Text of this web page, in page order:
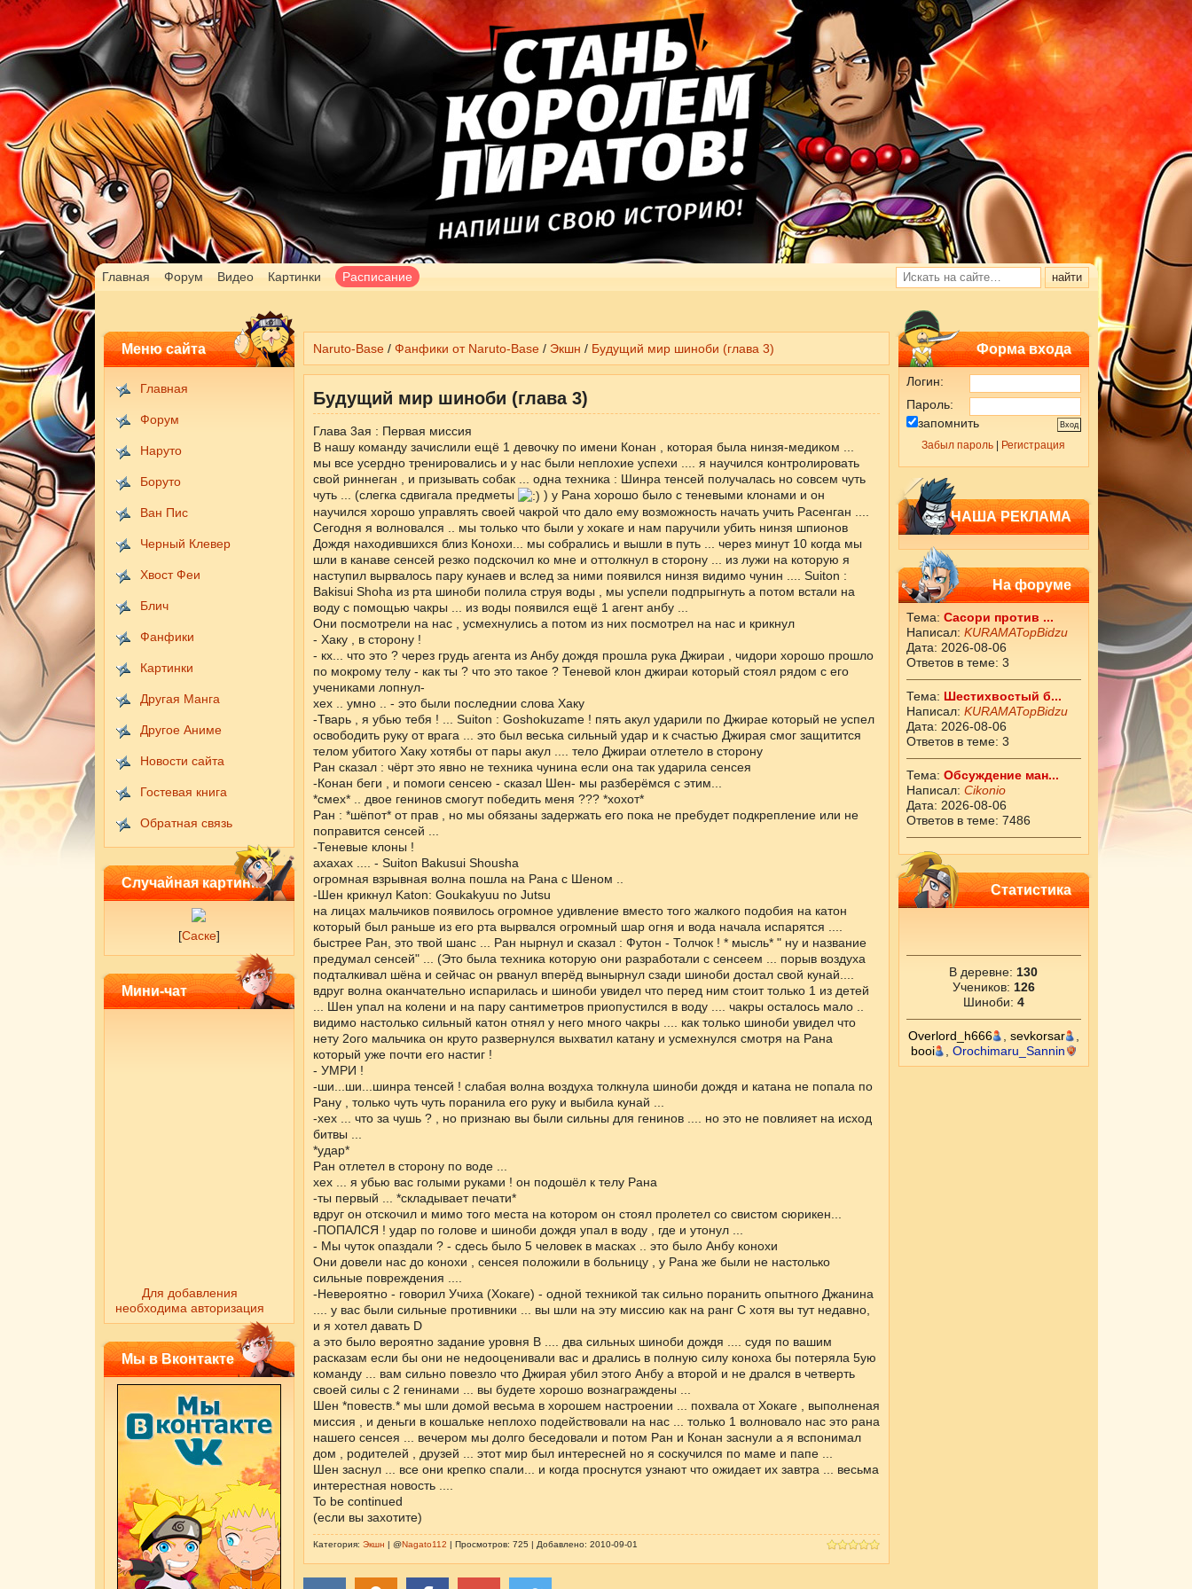
Главная Форум Видео Картинки Расписание
Меню сайта
Главная
Форум
Наруто
Боруто
Ван Пис
Черный Клевер
Хвост Феи
Блич
Фанфики
Картинки
Другая Манга
Другое Аниме
Новости сайта
Гостевая книга
Обратная связь
Случайная картинка
[Саске]
Мини-чат
Для добавления
необходима авторизация
Мы в Вконтакте
Форма входа
Логин:
Пароль:
запомнить
Забыл пароль Регистрация
НАША РЕКЛАМА
На форуме
Тема: Сасори против ...
Написал: KURAMATopBidzu
Дата: 2026-08-06
Ответов в теме: 3
Тема: Шестихвостый б...
Написал: KURAMATopBidzu
Дата: 2026-08-06
Ответов в теме: 3
Тема: Обсуждение ман...
Написал: Cikоnio
Дата: 2026-08-06
Ответов в теме: 7486
Статистика
В деревне: 130
Учеников: 126
Шиноби: 4
Overlord_h666 sevkorsar
booi
Orochimaru_Sannin
Naruto-Base/ Фанфики от Naruto-Base/ Экшн / Будущий мир шиноби (глава 3)
Будущий мир шиноби (глава 3)
Глава 3ая : Первая миссия
В нашу команду зачислили ещё 1 девочку по имени Конан , которая была нинзя-медиком ...
мы все усердно тренировались и у нас были неплохие успехи .... я научился контролировать
свой риннеган , и призывать собак ... одна техника : Шинра тенсей получалась но совсем чуть
чуть ... (слегка сдвигала предметы
) у Рана хорошо было с теневыми клонами и он
научился хорошо управлять своей чакрой что дало ему возможность начать учить Расенган ....
Сегодня я волновался .. мы только что были у хокаге и нам паручили убить нинзя шпионов
Дождя находившихся близ Конохи... мы собрались и вышли в путь ... через минут 10 когда мы
шли в канаве сенсей резко подскочил ко мне и оттолкнул в сторону ... из лужи на которую я
наступил вырвалось пару кунаев и вслед за ними появился нинзя видимо чунин .... Suiton :
Bakisui Shoha из рта шиноби полила струя воды , мы успели подпрыгнуть а потом встали на
воду с помощью чакры ... из воды появился ещё 1 агент анбу ...
Они посмотрели на нас , усмехнулись а потом из них посмотрел на нас и крикнул
- Хаку , в сторону !
- кх... что это ? через грудь агента из Анбу дождя прошла рука Джираи , чидори хорошо прошло
по мокрому телу - как ты ? что это такое ? Теневой клон джираи который стоял рядом с его
учениками лопнул-
хех .. умно .. - это были последнии слова Хаку
-Тварь , я убью тебя ! ... Suiton : Goshokuzame ! пять акул ударили по Джирае который не успел
освободить руку от врага ... это был веська сильный удар и к счастью Джирая смог защитится
телом убитого Хаку хотябы от пары акул .... тело Джираи отлетело в сторону
Ран сказал : чёрт это явно не техника чунина если она так ударила сенсея
-Конан беги , и помоги сенсею - сказал Шен- мы разберёмся с этим...
*смех* .. двое генинов смогут победить меня ??? *хохот*
Ран : *шёпот* от прав , но мы обязаны задержать его пока не пребудет подкрепление или не
поправится сенсей ...
-Теневые клоны !
ахахах .... - Suiton Bakusui Shousha
огромная взрывная волна пошла на Рана с Шеном ..
-Шен крикнул Katon: Goukakyuu no Jutsu
на лицах мальчиков появилось огромное удивление вместо того жалкого подобия на катон
который был раньше из его рта вырвался огромный шар огня и вода начала испарятся ....
быстрее Ран, это твой шанс ... Ран нырнул и сказал : Футон - Толчок ! * мысль* " ну и название
предумал сенсей" ... (Это была техника которую они разработали с сенсеем ... порыв воздуха
подталкивал шёна и сейчас он рванул вперёд вынырнул сзади шиноби достал свой кунай....
вдруг волна оканчательно испарилась и шиноби увидел что перед ним стоит только 1 из детей
... Шен упал на колени и на пару сантиметров приопустился в воду .... чакры осталось мало ..
видимо настолько сильный катон отнял у него много чакры .... как только шиноби увидел что
нету 2ого мальчика он круто развернулся выхватил катану и усмехнулся смотря на Рана
который уже почти его настиг !
- УМРИ !
-ши...ши...шинра тенсей ! слабая волна воздуха толкнула шиноби дождя и катана не попала по
Рану , только чуть чуть поранила его руку и выбила кунай ...
-хех ... что за чушь ? , но признаю вы были сильны для генинов .... но это не повлияет на исход
битвы ...
*удар*
Ран отлетел в сторону по воде ...
хех ... я убью вас голыми руками ! он подошёл к телу Рана
-ты первый ... *складывает печати*
вдруг он отскочил и мимо того места на котором он стоял пролетел со свистом сюрикен...
-ПОПАЛСЯ ! удар по голове и шиноби дождя упал в воду , где и утонул ...
- Мы чуток опаздали ? - сдесь было 5 человек в масках .. это было Анбу конохи
Они довели нас до конохи , сенсея положили в больницу , у Рана же были не настолько
сильные повреждения ....
-Невероятно - говорил Учиха (Хокаге) - одной техникой так сильно поранить опытного Джанина
.... у вас были сильные противники ... вы шли на эту миссию как на ранг С хотя вы тут недавно,
и я хотел давать D
а это было вероятно задание уровня B .... два сильных шиноби дождя .... судя по вашим
расказам если бы они не недооценивали вас и дрались в полную силу коноха бы потеряла 5ую
команду ... вам сильно повезло что Джирая убил этого Анбу а второй и не дрался в четверть
своей силы с 2 генинами ... вы будете хорошо вознаграждены ...
Шен *повеств.* мы шли домой весьма в хорошем настроении ... похвала от Хокаге , выполненая
миссия , и деньги в кошальке неплохо подействовали на нас ... только 1 волновало нас это рана
нашего сенсея ... вечером мы долго беседовали и потом Ран и Конан заснули а я вспонимал
дом , родителей , друзей ... этот мир был интересней но я соскучился по маме и папе ...
Шен заснул ... все они крепко спали... и когда проснутся узнают что ожидает их завтра ... весьма
интерестная новость ....
To be continued
(если вы захотите)
Категория: Экшн | @Nagato112 | Просмотров: 725 | Добавлено: 2010-09-01